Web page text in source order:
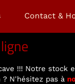
Contact &
!!! Notre stock
N'hésitez pas à